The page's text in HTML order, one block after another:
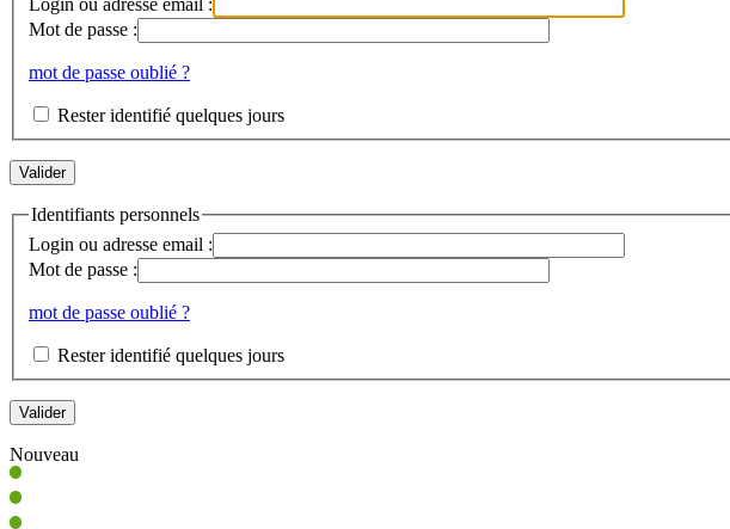
Login ou adresse email :
Mot de passe :
mot de passe oublié ?
Rester identifié quelques jours
Identifiants personnels
Login ou adresse email :
Mot de passe :
mot de passe oublié ?
Rester identifié quelques jours
Nouveau